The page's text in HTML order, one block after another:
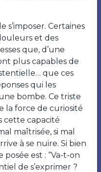
s’imposer. Certaines
et des
que, d’une
plus capables de
que ces
qui les
bombe. Ce triste
la force de curiosité
cette capacité
maîtrisée, si mal
à se nuire. Si bien
est : “Va-t-on
de s’exprimer ?